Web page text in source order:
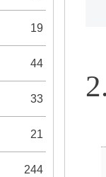
19
44
33
21
244